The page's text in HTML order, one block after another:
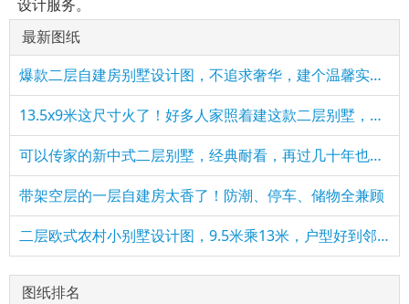
设计服务。
最新图纸
爆款二层自建房别墅设计图，不追求奢华，建个温馨实用的家
​13.5x9米这尺寸火了！好多人家照着建这款二层别墅，简单实用
可以传家的新中式二层别墅，经典耐看，再过几十年也不过时
带架空层的一层自建房太香了！防潮、停车、储物全兼顾
二层欧式农村小别墅设计图，9.5米乘13米，户型好到邻居求图纸
图纸排名